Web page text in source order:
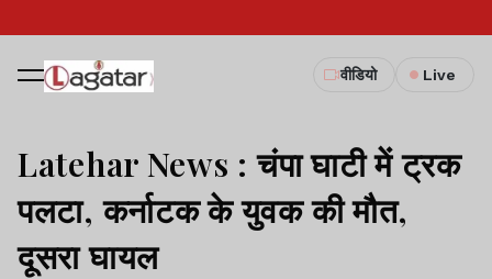
वीडियो Live
Latehar News : चंपा घाटी में ट्रक
पलटा, कर्नाटक के युवक की मौत,
दूसरा घायल